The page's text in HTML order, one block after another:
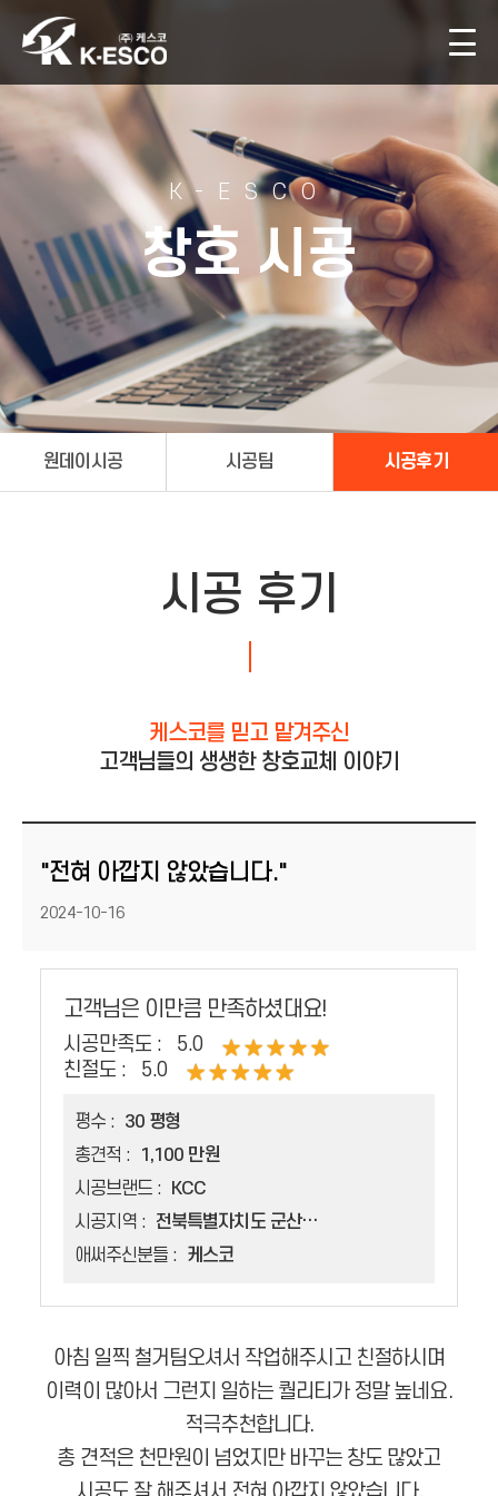
K-ESCO
창호 시공
원데이시공 시공팀 시공후기
시공 후기
케스코를 믿고 맡겨주신
고객님들의 생생한 창호교체 이야기
"전혀 아깝지 않았습니다."
등록일
2024-10-16
고객님은 이만큼 만족하셨대요!
시공만족도 :
5.0
친절도 :
5.0
평수 :
30 평형
총견적 :
1,100 만원
시공브랜드 :
KCC
시공지역 :
전북특별자치도 군산시 나운동
애써주신분들 :
케스코
아침 일찍 철거팀오셔서 작업해주시고 친절하시며
이력이 많아서 그런지 일하는 퀄리티가 정말 높네요.
적극추천합니다.
총 견적은 천만원이 넘었지만 바꾸는 창도 많았고